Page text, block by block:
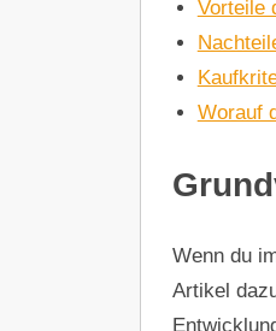
Vorteile
Worauf
Wenn du
Artikel